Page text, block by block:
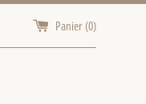
Panier (0)